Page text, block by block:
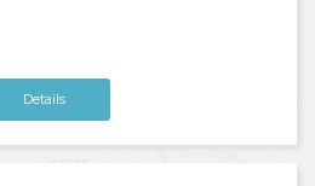
Details